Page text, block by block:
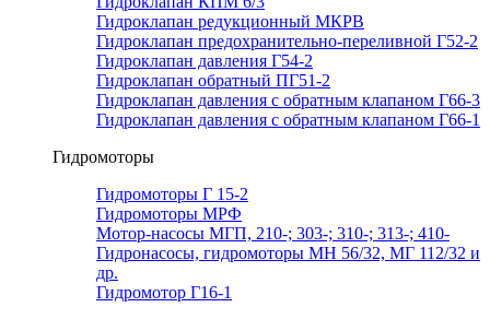
Гидроклапан редукционный МКРВ
Гидроклапан предохранительно-переливной Г52-2
Гидроклапан давления Г54-2
Гидроклапан обратный ПГ51-2
Гидроклапан давления с обратным клапаном Г66-3
Гидроклапан давления с обратным клапаном Г66-1
Гидромоторы
Гидромоторы Г 15-2
Гидромоторы МРФ
Мотор-насосы МГП, 210-; 303-; 310-; 313-; 410-
Гидронасосы, гидромоторы МН 56/32, МГ 112/32 и
др.
Гидромотор Г16-1